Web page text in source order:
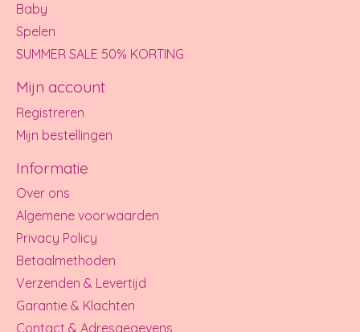
Baby
Spelen
SUMMER SALE 50% KORTING
Mijn account
Registreren
Mijn bestellingen
Informatie
Over ons
Algemene voorwaarden
Privacy Policy
Betaalmethoden
Verzenden & Levertijd
Garantie & Klachten
Contact & Adresgegevens